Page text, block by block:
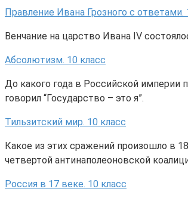
Правление Ивана Грозного с ответами.
Венчание на царство Ивана IV
Абсолютизм. 10 класс
До какого года в Российской империи
говорил “Государство – это я”.
Тильзитский мир. 10 класс
Какое из этих сражений произошло в
четвертой антинаполеоновской
Россия в 17 веке. 10 класс